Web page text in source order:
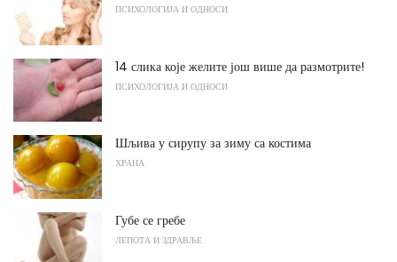
ПСИХОЛОГИЈА И ОДНОСИ
14 слика које желите још више да размотрите!
ПСИХОЛОГИЈА И ОДНОСИ
Шљива у сирупу за зиму са костима
ХРАНА
Губе се гребе
ЛЕПОТА И ЗДРАВЉЕ